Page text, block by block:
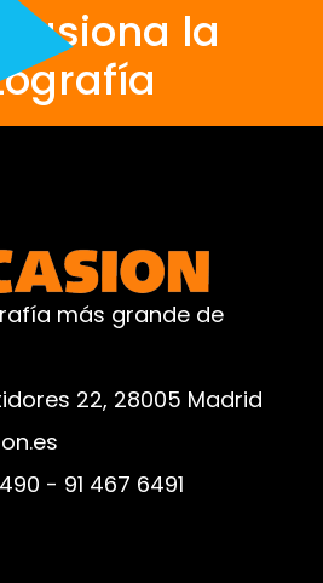
la
más grande de
22, 28005 Madrid
- 91 467 6491